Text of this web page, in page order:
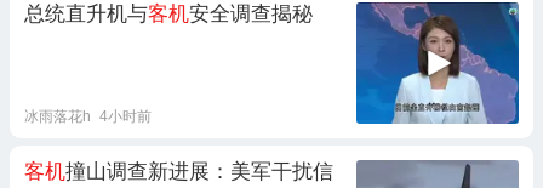
总统直升机与客机安全调查揭秘
冰雨落花h 4小时前
客机撞山调查新进展：美军干扰信